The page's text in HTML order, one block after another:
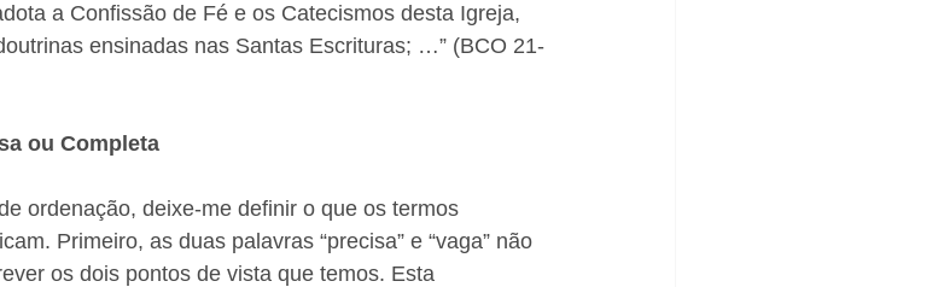
a Confissão de Fé e os Catecismos desta Igreja,
ensinadas nas Santas Escrituras; …” (BCO 21-
ou Completa
ordenação, deixe-me definir o que os termos
Primeiro, as duas palavras “precisa” e “vaga” não
os dois pontos de vista que temos. Esta